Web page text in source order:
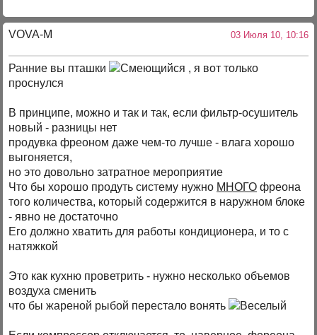
VOVA-M 03 Июля 10, 10:16
Ранние вы пташки
, я вот только
проснулся
В принципе, можно и так и так, если фильтр-осушитель
новый - разницы нет
продувка фреоном даже чем-то лучше - влага хорошо
выгоняется,
но это довольно затратное мероприятие
Что бы хорошо продуть систему нужно МНОГО фреона
того количества, который содержится в наружном блоке
- явно не достаточно
Его должно хватить для работы кондиционера, и то с
натяжкой
Это как кухню проветрить - нужно несколько объемов
воздуха сменить
что бы жареной рыбой перестало вонять